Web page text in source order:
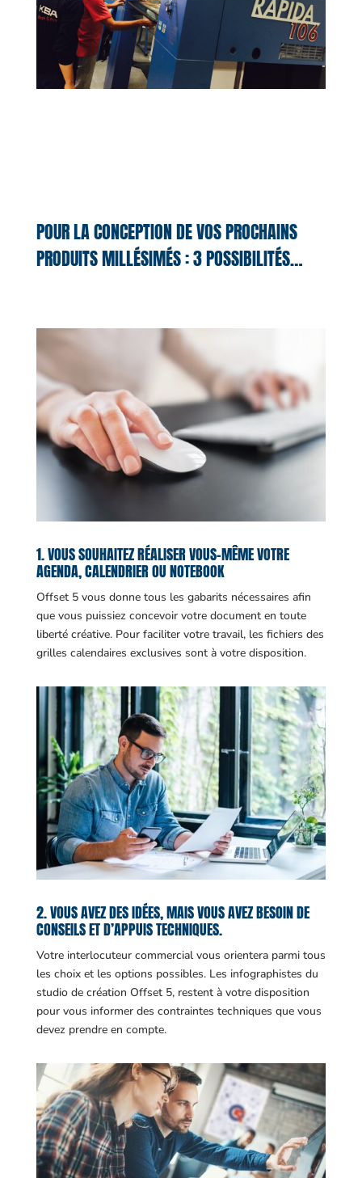
POUR LA CONCEPTION DE VOS PROCHAINS
PRODUITS MILLÉSIMÉS : 3 POSSIBILITÉS…
1. VOUS SOUHAITEZ RÉALISER VOUS-MÊME VOTRE
AGENDA, CALENDRIER OU NOTEBOOK
Offset 5 vous donne tous les gabarits nécessaires afin
que vous puissiez concevoir votre document en toute
liberté créative. Pour faciliter votre travail, les fichiers des
grilles calendaires exclusives sont à votre disposition.
2. VOUS AVEZ DES IDÉES, MAIS VOUS AVEZ BESOIN DE
CONSEILS ET D’APPUIS TECHNIQUES.
Votre interlocuteur commercial vous orientera parmi tous
les choix et les options possibles. Les infographistes du
studio de création Offset 5, restent à votre disposition
pour vous informer des contraintes techniques que vous
devez prendre en compte.